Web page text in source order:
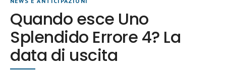
Quando esce Uno
Splendido Errore 4? La
data di uscita